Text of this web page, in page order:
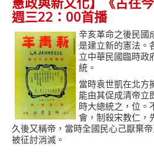
週三22：00首播
辛亥革命之後民國
是建立新的憲法。
立中華民國臨時政
統。
當時袁世凱在北方
能由其促成清帝立
時大總統之，位。
會，制殺宋教仁，
久後又稱帝，當時全國民心己厭棄帝
被征討消滅。